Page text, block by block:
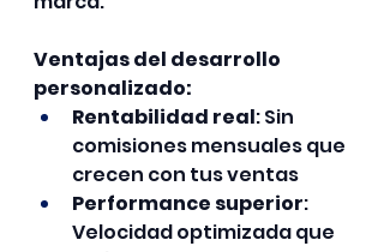
Ventajas del desarrollo
personalizado:
Rentabilidad real: Sin
comisiones mensuales que
crecen con tus ventas
Performance superior:
Velocidad optimizada que